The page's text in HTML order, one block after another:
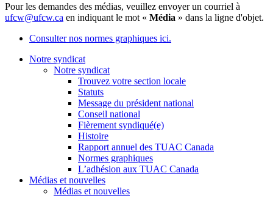
Pour les demandes des médias, veuillez envoyer un courriel à
ufcw@ufcw.ca en indiquant le mot « Média » dans la ligne d'objet.
Consulter nos normes graphiques ici.
Notre syndicat
Notre syndicat
Trouvez votre section locale
Statuts
Message du président national
Conseil national
Fièrement syndiqué(e)
Histoire
Rapport annuel des TUAC Canada
Normes graphiques
L’adhésion aux TUAC Canada
Médias et nouvelles
Médias et nouvelles